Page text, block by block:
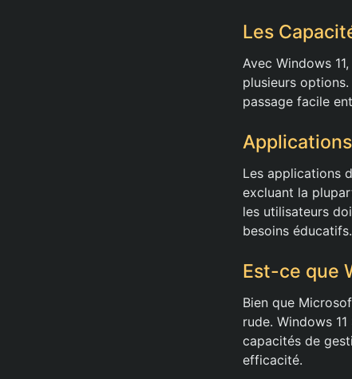
Les
Avec Windows
plusieurs
passage facile
Les applications
excluant la
les utilisateurs
besoins éducatifs.
Est-ce que
Bien que
rude. Windows
capacités de
efficacité.